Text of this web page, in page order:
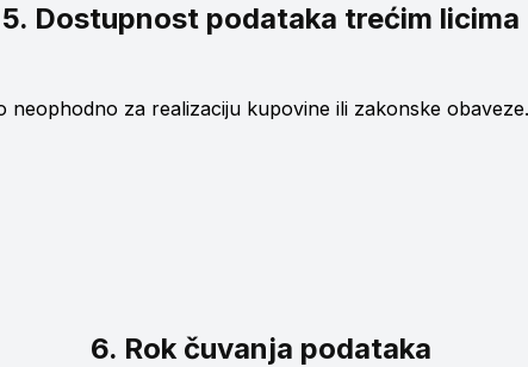
5. Dostupnost podataka trećim licima
neophodno za realizaciju kupovine ili zakonske obaveze.
6. Rok čuvanja podataka